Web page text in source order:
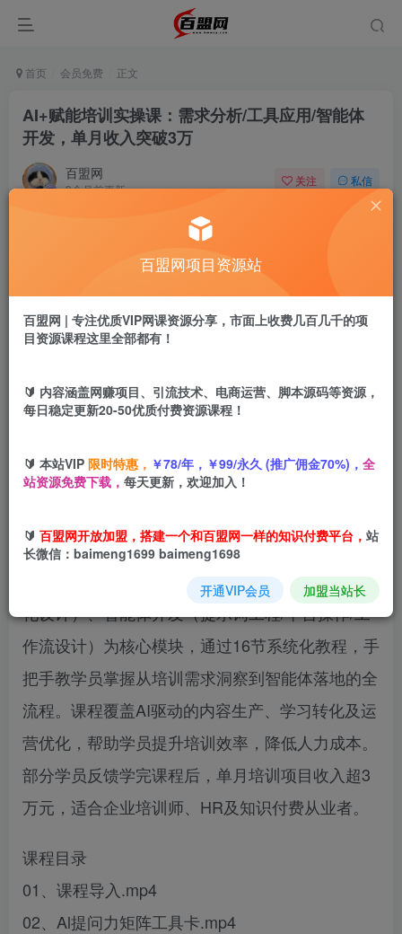
首页 会员免费 正文
AI+赋能培训实操课：需求分析/工具应用/智能体
开发，单月收入突破3万
百盟网
9个月前更新
关注 私信
盟币9.9
立即购买
全场景落地的实战课程，以‌需求分析（战略/组织/
员工层）、AI工具应用（内容生成/课件制作/游戏
化设计）、智能体开发（提示词工程/平台操作/工
作流设计）‌为核心模块，通过16节系统化教程，手
把手教学员掌握从培训需求洞察到智能体落地的全
流程。课程覆盖AI驱动的内容生产、学习转化及运
营优化，帮助学员提升培训效率，降低人力成本。
部分学员反馈学完课程后，单月培训项目收入超3
万元，适合企业培训师、HR及知识付费从业者。
课程目录
01、课程导入.mp4
02、Al提问力矩阵工具卡.mp4
百盟网项目资源站
百盟网 | 专注优质VIP网课资源分享，市面上收费几百几千的项
目资源课程这里全部都有！
🔰 内容涵盖网赚项目、引流技术、电商运营、脚本源码等资源，
每日稳定更新20-50优质付费资源课程！
🔰 本站VIP 限时特惠， ￥78/年，￥99/永久 (推广佣金70%)， 全
站资源免费下载， 每天更新，欢迎加入！
🔰 百盟网开放加盟，搭建一个和百盟网一样的知识付费平台， 站
长微信：baimeng1699 baimeng1698
开通VIP会员 加盟当站长